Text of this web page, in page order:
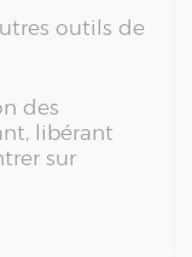
outils de
des
libérant
sur